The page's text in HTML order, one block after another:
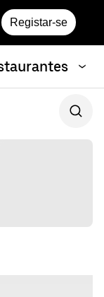
Registar-se